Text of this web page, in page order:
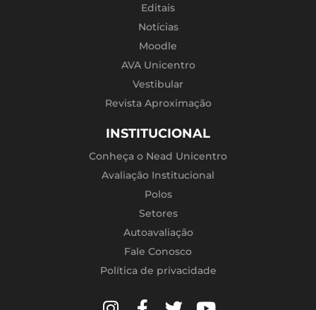
Editais
Notícias
Moodle
AVA Unicentro
Vestibular
Revista Aproximação
INSTITUCIONAL
Conheça o Nead Unicentro
Avaliação Institucional
Polos
Setores
Autoavaliação
Fale Conosco
Política de privacidade